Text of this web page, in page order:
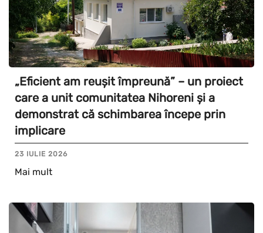
„Eficient am reușit împreună” – un proiect
care a unit comunitatea Nihoreni și a
demonstrat că schimbarea începe prin
implicare
23 IULIE 2026
Mai mult